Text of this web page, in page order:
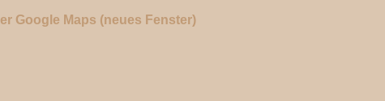
Google Maps (neues Fenster)